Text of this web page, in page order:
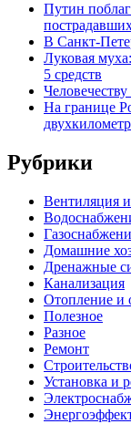
Путин
В Санкт-
Луковая
5 средств
На границе
Рубрики
Вентиляция
Домашние
Дренажные
Канализация
Отопление и
Полезное
Разное
Ремонт
Установка и